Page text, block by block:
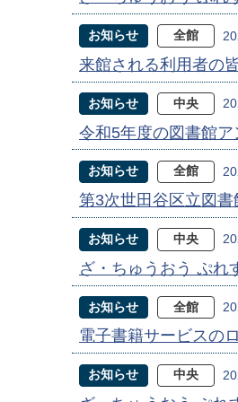
お知らせ 全館
来館される利用者の
お知らせ 中央
令和5年度の図書館
お知らせ 全館
第3次世田谷区立図
お知らせ 中央
ざ・ちゅうおう ぷれ
お知らせ 全館
電子書籍サービスの
お知らせ 中央